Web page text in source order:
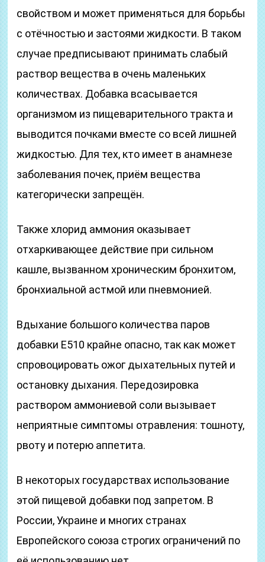
свойством и может применяться для борьбы
с отёчностью и застоями жидкости. В таком
случае предписывают принимать слабый
раствор вещества в очень маленьких
количествах. Добавка всасывается
организмом из пищеварительного тракта и
выводится почками вместе со всей лишней
жидкостью. Для тех, кто имеет в анамнезе
заболевания почек, приём вещества
категорически запрещён.
Также хлорид аммония оказывает
отхаркивающее действие при сильном
кашле, вызванном хроническим бронхитом,
бронхиальной астмой или пневмонией.
Вдыхание большого количества паров
добавки Е510 крайне опасно, так как может
спровоцировать ожог дыхательных путей и
остановку дыхания. Передозировка
раствором аммониевой соли вызывает
неприятные симптомы отравления: тошноту,
рвоту и потерю аппетита.
В некоторых государствах использование
этой пищевой добавки под запретом. В
России, Украине и многих странах
Европейского союза строгих ограничений по